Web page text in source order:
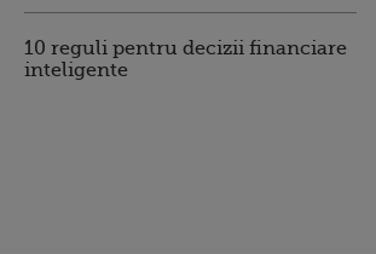
10 reguli pentru decizii financiare
inteligente